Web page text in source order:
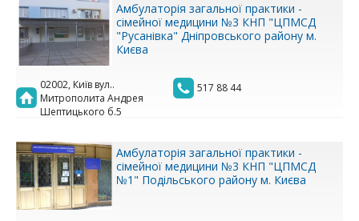
Амбулаторія загальної практики -
сімейної медицини №3 КНП "ЦПМСД
"Русанівка" Дніпровського району м.
Києва
02002, Київ вул..
Митрополита Андрея
Шептицького б.5
517 88 44
Амбулаторія загальної практики -
сімейної медицини №3 КНП "ЦПМСД
№1" Подільського району м. Києва